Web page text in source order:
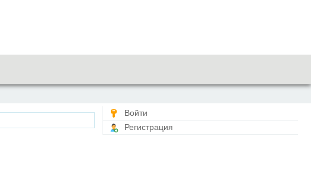
Войти
Регистрация